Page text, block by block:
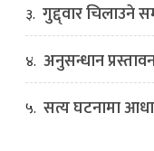
३. गुद्द्वार चिलाउने
४. अनुसन्धान
५. सत्य घटनामा